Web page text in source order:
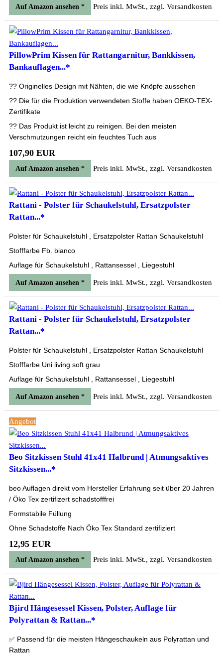
Auf Amazon ansehen * Preis inkl. MwSt., zzgl. Versandkosten
PillowPrim Kissen für Rattangarnitur, Bankkissen,
Bankauflagen...*
?? Originelles Design mit Nähten, die wie Knöpfe aussehen
?? Die für die Produktion verwendeten Stoffe haben OEKO-TEX-
Zertifikate
?? Das Produkt ist leicht zu reinigen. Bei den meisten
Verschmutzungen reicht ein feuchtes Tuch aus
107,90 EUR
Auf Amazon ansehen * Preis inkl. MwSt., zzgl. Versandkosten
Rattani - Polster für Schaukelstuhl, Ersatzpolster
Rattan...*
Polster für Schaukelstuhl , Ersatzpolster Rattan Schaukelstuhl
Stofffarbe Fb. bianco
Auflage für Schaukelstuhl , Rattansessel , Liegestuhl
Auf Amazon ansehen * Preis inkl. MwSt., zzgl. Versandkosten
Rattani - Polster für Schaukelstuhl, Ersatzpolster
Rattan...*
Polster für Schaukelstuhl , Ersatzpolster Rattan Schaukelstuhl
Stofffarbe Uni living soft grau
Auflage für Schaukelstuhl , Rattansessel , Liegestuhl
Auf Amazon ansehen * Preis inkl. MwSt., zzgl. Versandkosten
Angebot
Beo Sitzkissen Stuhl 41x41 Halbrund | Atmungsaktives
Sitzkissen...*
beo Auflagen direkt vom Hersteller Erfahrung seit über 20 Jahren
/ Öko Tex zertifizert schadstofffrei
Formstabile Füllung
Ohne Schadstoffe Nach Öko Tex Standard zertifiziert
12,95 EUR
Auf Amazon ansehen * Preis inkl. MwSt., zzgl. Versandkosten
Bjird Hängesessel Kissen, Polster, Auflage für
Polyrattan & Rattan...*
✅ Passend für die meisten Hängeschaukeln aus Polyrattan und
Rattan